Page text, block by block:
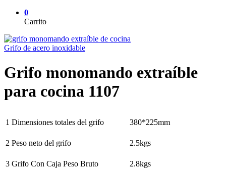
0
Carrito
Grifo de acero inoxidable
Grifo monomando extraíble
para cocina 1107
1 Dimensiones totales del grifo 380*225mm
2 Peso neto del grifo 2.5kgs
3 Grifo Con Caja Peso Bruto 2.8kgs